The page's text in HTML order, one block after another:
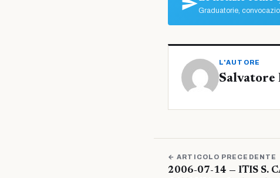
Graduatorie,
L'AUTORE
Salvatore
← ARTICOLO PRECEDENTE
2006-07-14 — ITIS S.